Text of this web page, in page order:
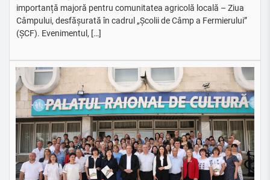
importanță majoră pentru comunitatea agricolă locală – Ziua
Câmpului, desfășurată în cadrul „Școlii de Câmp a Fermierului”
(ȘCF). Evenimentul, […]